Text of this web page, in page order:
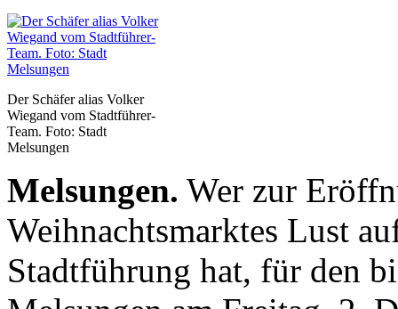
Der Schäfer alias Volker
Wiegand vom Stadtführer-
Team. Foto: Stadt
Melsungen
Melsungen. Wer zur
Weihnachtsmarktes Lust
Stadtführung hat, für den